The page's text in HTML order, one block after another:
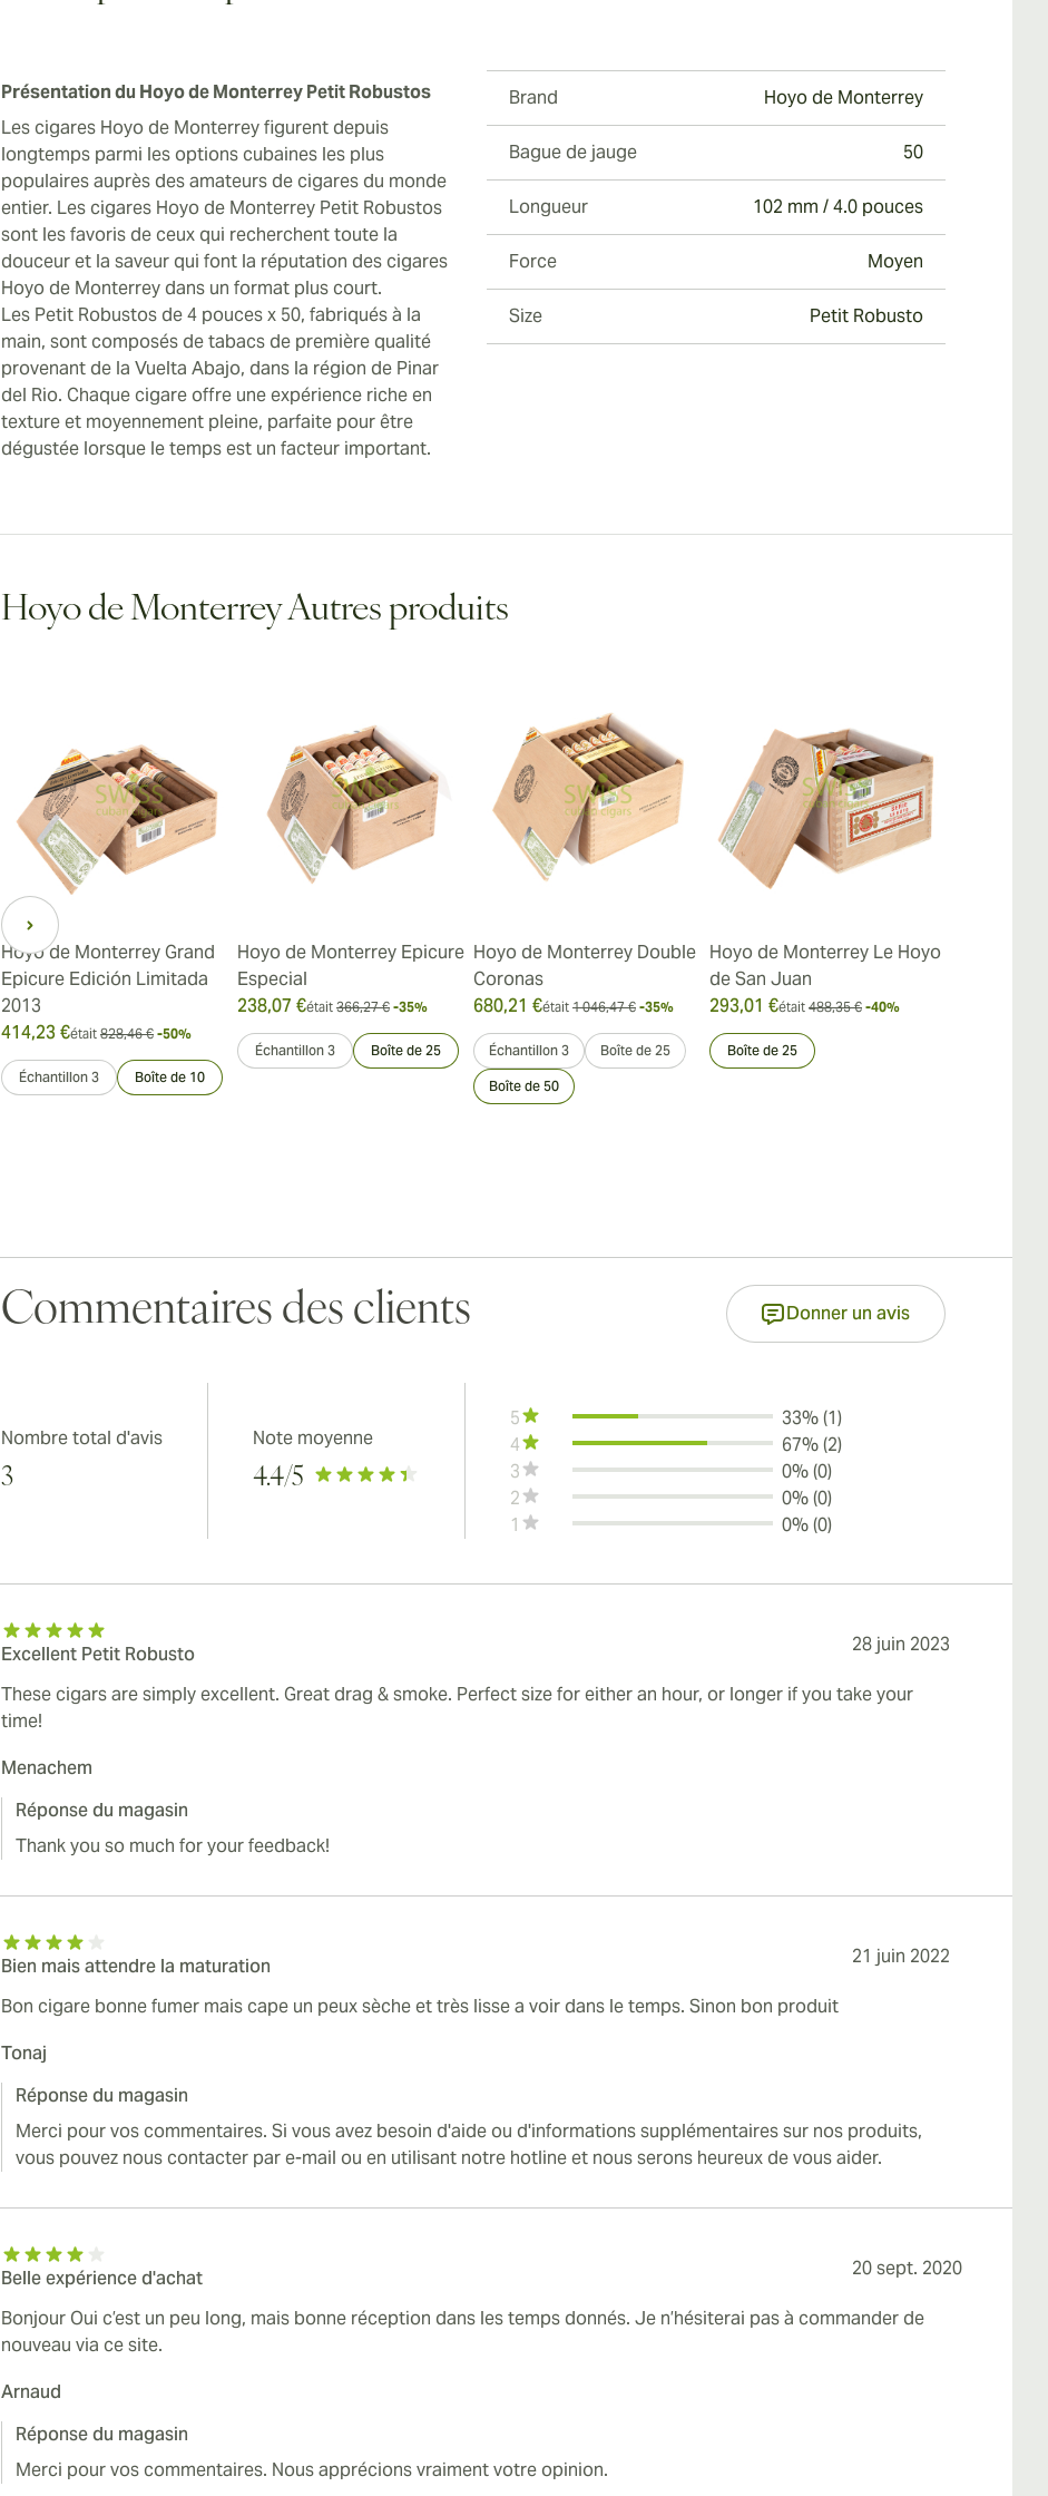
Présentation du Hoyo de Monterrey Petit Robustos
Les cigares Hoyo de Monterrey figurent depuis
longtemps parmi les options cubaines les plus
populaires auprès des amateurs de cigares du monde
entier. Les cigares Hoyo de Monterrey Petit Robustos
sont les favoris de ceux qui recherchent toute la
douceur et la saveur qui font la réputation des cigares
Hoyo de Monterrey dans un format plus court.
Les Petit Robustos de 4 pouces x 50, fabriqués à la
main, sont composés de tabacs de première qualité
provenant de la Vuelta Abajo, dans la région de Pinar
del Rio. Chaque cigare offre une expérience riche en
texture et moyennement pleine, parfaite pour être
dégustée lorsque le temps est un facteur important.
Brand Hoyo de Monterrey
Bague de jauge 50
Longueur 102 mm / 4.0 pouces
Force Moyen
Size Petit Robusto
Hoyo de Monterrey Autres produits
Hoyo de Monterrey Grand
Epicure Edición Limitada
2013
414,23 €était 828,46 € -50%
Échantillon 3 Boîte de 10
Hoyo de Monterrey Epicure
Especial
238,07 €était 366,27 € -35%
Échantillon 3 Boîte de 25
Hoyo de Monterrey Double
Coronas
680,21 €était 1 046,47 € -35%
Échantillon 3 Boîte de 25
Boîte de 50
Hoyo de Monterrey Le Hoyo
de San Juan
293,01 €était 488,35 € -40%
Boîte de 25
Commentaires des clients Donner un avis
Nombre total d'avis
3
Note moyenne
4.4/5
5
33% (1)
4
67% (2)
3
0% (0)
2
0% (0)
1
0% (0)
Excellent Petit Robusto 28 juin 2023
These cigars are simply excellent. Great drag & smoke. Perfect size for either an hour, or longer if you take your
time!
Menachem
Réponse du magasin
Thank you so much for your feedback!
Bien mais attendre la maturation 21 juin 2022
Bon cigare bonne fumer mais cape un peux sèche et très lisse a voir dans le temps. Sinon bon produit
Tonaj
Réponse du magasin
Merci pour vos commentaires. Si vous avez besoin d'aide ou d'informations supplémentaires sur nos produits,
vous pouvez nous contacter par e-mail ou en utilisant notre hotline et nous serons heureux de vous aider.
Belle expérience d'achat 20 sept. 2020
Bonjour Oui c’est un peu long, mais bonne réception dans les temps donnés. Je n’hésiterai pas à commander de
nouveau via ce site.
Arnaud
Réponse du magasin
Merci pour vos commentaires. Nous apprécions vraiment votre opinion.